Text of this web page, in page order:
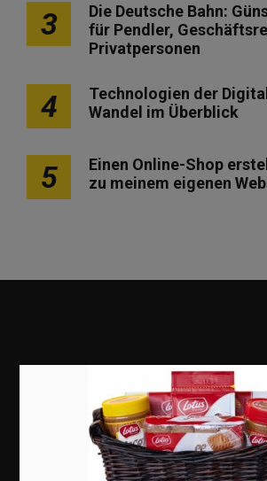
3
Die Deutsche Bahn:
für Pendler,
Privatpersonen
4
Technologien der
Wandel im Überblick
5
Einen Online-Shop
zu meinem eigenen
Erfolgsgeschichten